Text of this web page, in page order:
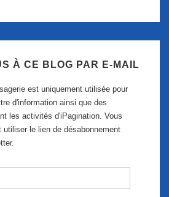
À CE BLOG PAR E-MAIL
est uniquement utilisée pour
d'information ainsi que des
les activités d'iPagination. Vous
le lien de désabonnement